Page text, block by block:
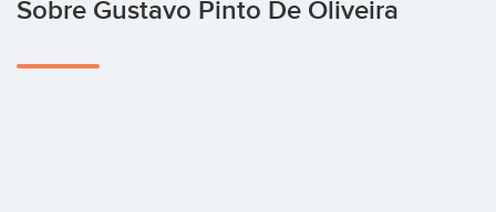
Sobre Gustavo Pinto De Oliveira